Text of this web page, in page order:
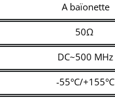
A baïonette
50Ω
DC~500 MHz
-55°C/+155°C